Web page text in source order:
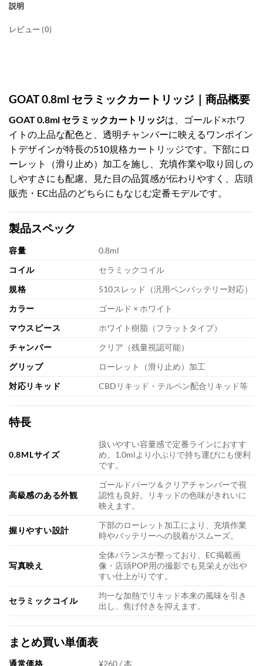
説明
レビュー (0)
GOAT 0.8ml セラミックカートリッジ｜商品概要
GOAT 0.8ml セラミックカートリッジは、ゴールド×ホワ
イトの上品な配色と、透明チャンバーに映えるワンポイン
トデザインが特長の510規格カートリッジです。下部にロ
ーレット（滑り止め）加工を施し、充填作業や取り回しの
しやすさにも配慮。見た目の品質感が伝わりやすく、店頭
販売・EC出品のどちらにもなじむ定番モデルです。
製品スペック
容量
0.8ml
コイル
セラミックコイル
規格
510スレッド（汎用ペンバッテリー対応）
カラー
ゴールド × ホワイト
マウスピース
ホワイト樹脂（フラットタイプ）
チャンバー
クリア（残量視認可能）
グリップ
ローレット（滑り止め）加工
対応リキッド
CBDリキッド・テルペン配合リキッド等
特長
0.8MLサイズ
扱いやすい容量感で定番ラインにおすす
め。1.0mlより小ぶりで持ち運びにも便利
です。
高級感のある外観
ゴールドパーツ＆クリアチャンバーで視
認性も良好。リキッドの色味がきれいに
映えます。
握りやすい設計
下部のローレット加工により、充填作業
時やバッテリーへの脱着がスムーズ。
写真映え
全体バランスが整っており、EC掲載画
像・店頭POP用の撮影でも見栄えが出や
すい仕上がりです。
セラミックコイル
均一な加熱でリキッド本来の風味を引き
出し、焦げ付きを抑えます。
まとめ買い単価表
通常価格 ¥260 / 本